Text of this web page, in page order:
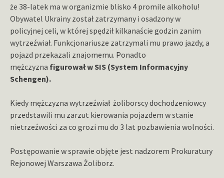
że 38-latek ma w organizmie blisko 4 promile alkoholu!
Obywatel Ukrainy został zatrzymany i osadzony w
policyjnej celi, w której spędził kilkanaście godzin zanim
wytrzeźwiał. Funkcjonariusze zatrzymali mu prawo jazdy, a
pojazd przekazali znajomemu. Ponadto
mężczyzna figurował w SIS (System Informacyjny
Schengen).
Kiedy mężczyzna wytrzeźwiał żoliborscy dochodzeniowcy
przedstawili mu zarzut kierowania pojazdem w stanie
nietrzeźwości za co grozi mu do 3 lat pozbawienia wolności.
Postępowanie w sprawie objęte jest nadzorem Prokuratury
Rejonowej Warszawa Żoliborz.